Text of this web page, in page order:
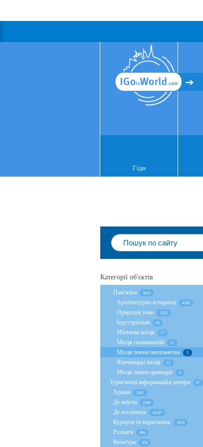
Гіди
Категорії об'єктів
Пам'ятки 5642
Архітектурно-історичні 4308
Природні зони 1263
Індустріальні 63
Містичні місця 27
Місця геоаномалій 11
Місця появи інопланетян 3
Язичницькі місця 11
Місця появи привидів 3
Туристичні інформаційні центри 67
Храми 1947
Де поїсти 3589
Де оселитися 10247
Курорти та відпочинок 2010
Розваги 496
Культура 434